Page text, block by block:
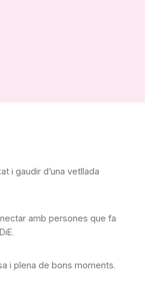
i gaudir d’una vetllada
amb persones que fa
i plena de bons moments.